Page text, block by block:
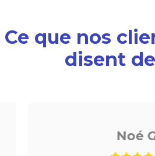
Ce que nos
disent